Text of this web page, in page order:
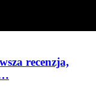
recenzja,